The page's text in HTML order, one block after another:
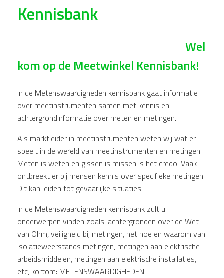
Kennisbank
Wel
kom op de Meetwinkel Kennisbank!
In de Metenswaardigheden kennisbank gaat informatie
over meetinstrumenten samen met kennis en
achtergrondinformatie over meten en metingen.
Als marktleider in meetinstrumenten weten wij wat er
speelt in de wereld van meetinstrumenten en metingen.
Meten is weten en gissen is missen is het credo. Vaak
ontbreekt er bij mensen kennis over specifieke metingen.
Dit kan leiden tot gevaarlijke situaties.
In de Metenswaardigheden kennisbank zult u
onderwerpen vinden zoals: achtergronden over de Wet
van Ohm, veiligheid bij metingen, het hoe en waarom van
isolatieweerstands metingen, metingen aan elektrische
arbeidsmiddelen, metingen aan elektrische installaties,
etc, kortom: METENSWAARDIGHEDEN.